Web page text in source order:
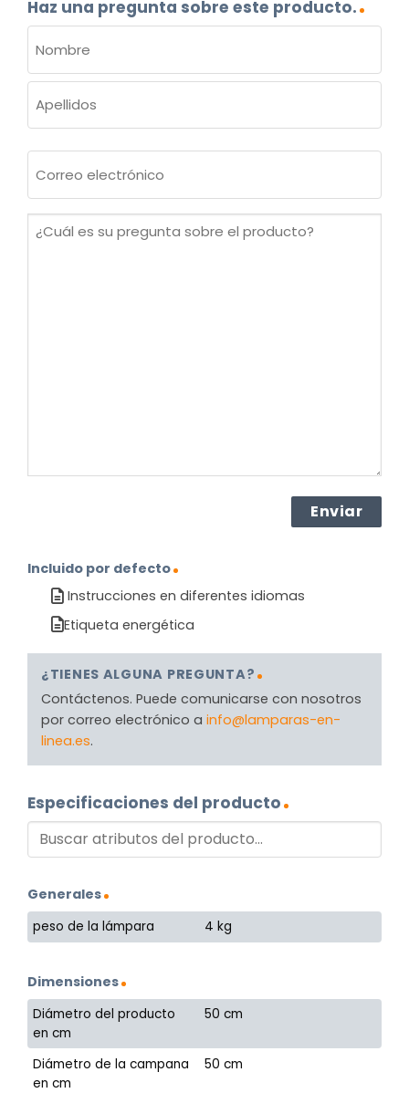
Haz una pregunta sobre este producto.
(OBLIGATORIO)
Nombre
electrónico
¿Cuál
Incluido por defecto
Instrucciones en diferentes idiomas
Etiqueta energética
¿TIENES ALGUNA PREGUNTA?
Contáctenos. Puede comunicarse con nosotros
por correo electrónico a info@lamparas-en-
linea.es.
Especificaciones del producto
Generales
peso de la lámpara 4 kg
Dimensiones
Diámetro del producto
en cm
50 cm
Diámetro de la campana
en cm
50 cm